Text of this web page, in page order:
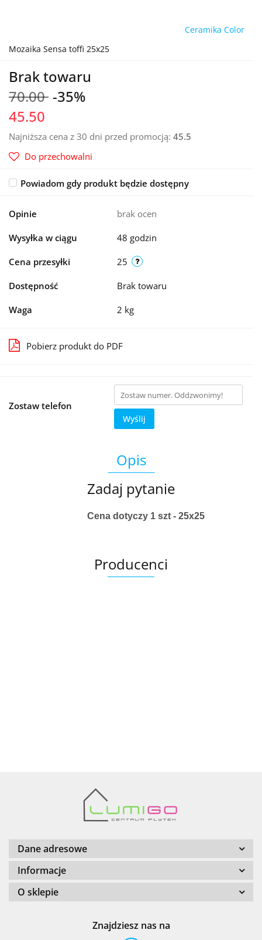
Ceramika Color
Mozaika Sensa toffi 25x25
Brak towaru
70.00 -35%
45.50
Najniższa cena z 30 dni przed promocją: 45.5
Do przechowalni
Powiadom gdy produkt będzie dostępny
Opinie brak ocen
Wysyłka w ciągu 48 godzin
Cena przesyłki 25
Dostępność Brak towaru
Waga 2 kg
Pobierz produkt do PDF
Zostaw telefon
Wyślij
Opis
Zadaj pytanie
Cena dotyczy 1 szt - 25x25
Producenci
Barwolf
Dane adresowe
Informacje
O sklepie
Znajdziesz nas na